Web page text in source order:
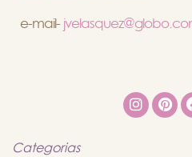
e-mail-
Categorias